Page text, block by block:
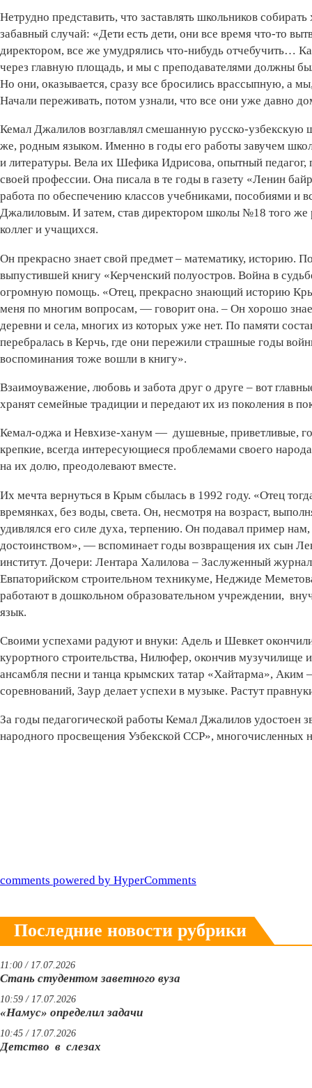
Нетрудно представить, что заставлять школьников
забавный случай: «Дети есть дети, они все время что-то
директором, все же умудрялись что-нибудь отчебучить…
через главную площадь, и мы с преподавателями должны
Но они, оказывается, сразу все бросились врассыпную, а
Начали переживать, потом узнали, что все они уже давно
Кемал Джалилов возглавлял смешанную русско-узбекскую
же, родным языком. Именно в годы его работы завучем
и литературы. Вела их Шефика Идрисова, опытный
своей профессии. Она писала в те годы в газету «Ленин
работа по обеспечению классов учебниками, пособиями
Джалиловым. И затем, став директором школы №18 того же
коллег и учащихся.
Он прекрасно знает свой предмет – математику, историю.
выпустившей книгу «Керченский полуостров. Война в
огромную помощь. «Отец, прекрасно знающий историю
меня по многим вопросам, — говорит она. – Он хорошо
деревни и села, многих из которых уже нет. По памяти
перебралась в Керчь, где они пережили страшные годы
воспоминания тоже вошли в книгу».
Взаимоуважение, любовь и забота друг о друге – вот
хранят семейные традиции и передают их из поколения в
Кемал-оджа и Невхизе-ханум — душевные, приветливые,
крепкие, всегда интересующиеся проблемами своего
на их долю, преодолевают вместе.
Их мечта вернуться в Крым сбылась в 1992 году. «Отец
времянках, без воды, света. Он, несмотря на возраст,
удивлялся его силе духа, терпению. Он подавал пример
достоинством», — вспоминает годы возвращения их сын
институт. Дочери: Лентара Халилова – Заслуженный
Евпаторийском строительном техникуме, Неджиде
работают в дошкольном образовательном учреждении,
язык.
Своими успехами радуют и внуки: Адель и Шевкет
курортного строительства, Нилюфер, окончив музучилище
ансамбля песни и танца крымских татар «Хайтарма»,
соревнований, Заур делает успехи в музыке. Растут
За годы педагогической работы Кемал Джалилов удостоен
народного просвещения Узбекской ССР», многочисленных
comments powered by HyperComments
Последние новости рубрики
11:00 / 17.07.2026
Стань студентом заветного вуза
10:59 / 17.07.2026
«Намус» определил задачи
10:45 / 17.07.2026
Детство в слезах